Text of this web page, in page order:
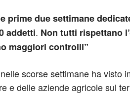
prime due settimane
addetti. Non tutti rispettano
maggiori controlli”
nelle scorse settimane ha
e delle aziende agricole sul